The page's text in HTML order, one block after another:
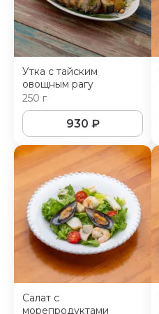
Утка с тайским
овощным рагу
250 г
930 ₽
Салат с
морепродуктами